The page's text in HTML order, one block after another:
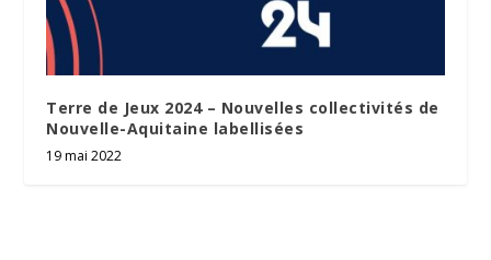
Terre de Jeux 2024 – Nouvelles collectivités de
Nouvelle-Aquitaine labellisées
19 mai 2022